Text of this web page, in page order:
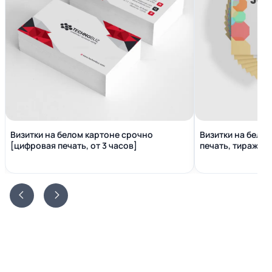
Визитки на белом картоне срочно
[цифровая печать, от 3 часов]
Визитки на
печать, тираж